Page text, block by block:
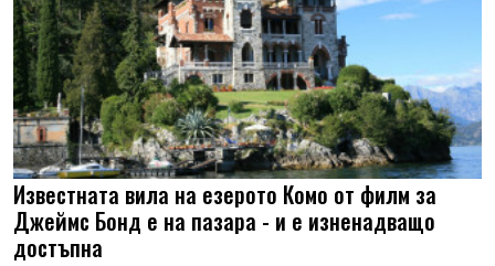
Известната вила на езерото Комо от филм за
Джеймс Бонд е на пазара - и е изненадващо
достъпна